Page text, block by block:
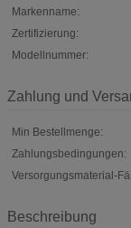
Markenname:
Zertifizierung:
Modellnummer:
Zahlung und
Min Bestellmenge:
Zahlungsbedingungen:
Versorgungsmaterial-
Beschreibung